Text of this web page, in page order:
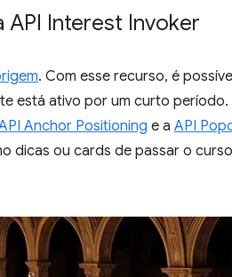
Interest Invoker
. Com esse recurso, é
está ativo por um curto período.
Anchor Positioning e a API
dicas ou cards de passar o